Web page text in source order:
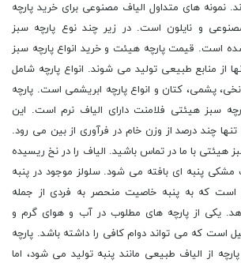
نمونه های متداول الیاف مصنوعی برای خرید پارچه
و نایلون است. در زیر چند نوع پارچه سبز
است. قیمت پارچه هیئت و خرید انواع پارچه سبز
از منابع طبیعی تولید می شوند. انواع پارچه شامل
پشمی، کتان و انواع پارچه ابریشمی است. پارچه
سبز هیئتی فلامنت دارای الیاف نرم است. این
تنها چند درصد از وزن خام در فرآوری از بین می رود.
هیئتی با ما در تماس باشید. الیاف را در نخ ریسیده
پنبه ای بافته می شود. سلولز موجود در پنبه
که به پنبه خاصیت منحصر به فردی از جمله
یکی از پارچه های مطلوب در آب و هوای گرم و
است که می تواند دوام کافی را داشته باشد. پارچه
از الیاف طبیعی مانند پنبه تولید می شود، اما